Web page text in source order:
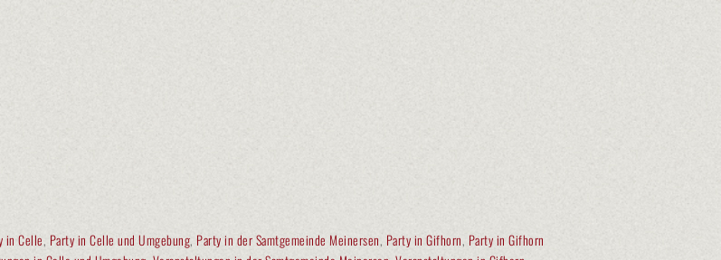
in Celle, Party in Celle und Umgebung, Party in der Samtgemeinde Meinersen, Party in Gifhorn, Party in Gifhorn